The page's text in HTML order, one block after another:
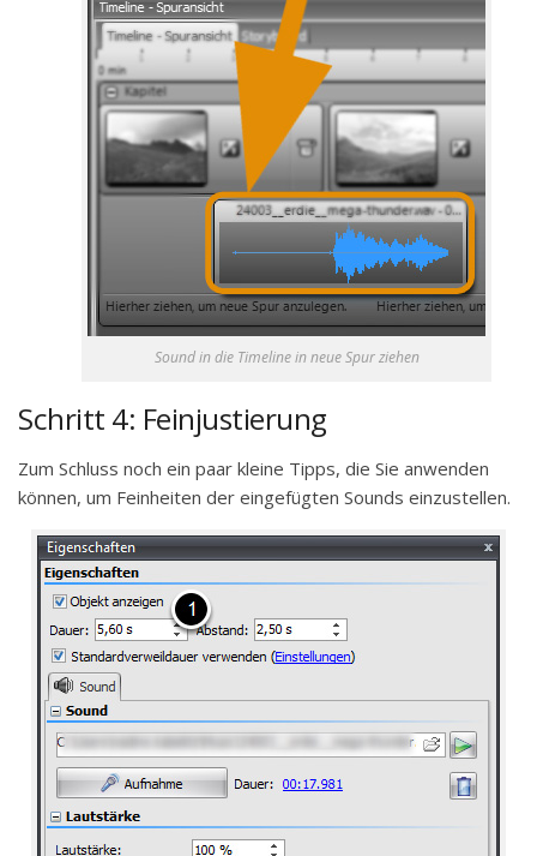
Sound in die Timeline in neue Spur ziehen
Schritt 4: Feinjustierung
Zum Schluss noch ein paar kleine Tipps, die Sie anwenden
können, um Feinheiten der eingefügten Sounds einzustellen.